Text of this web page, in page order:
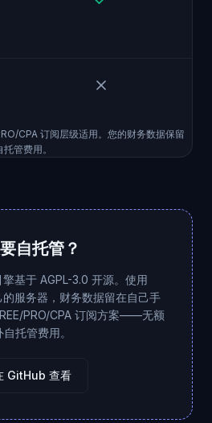
CPA 订阅层级适用。您的财务数据保留
管费用。
自托管？
基于 AGPL-3.0 开源。使用
服务器，财务数据留在自己手
PRO/CPA 订阅方案——无额
自托管费用。
GitHub 查看